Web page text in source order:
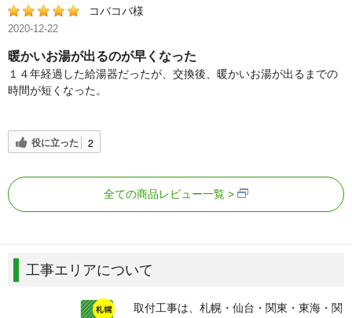
コバコバ様
2020-12-22
暖かいお湯が出るのが早くなった
１４年経過した給湯器だったが、交換後、暖かいお湯が出るまでの
時間が短くなった。
役に立った 2
全ての商品レビュー一覧
工事エリアについて
取付工事は、札幌・仙台・関東・東海・関